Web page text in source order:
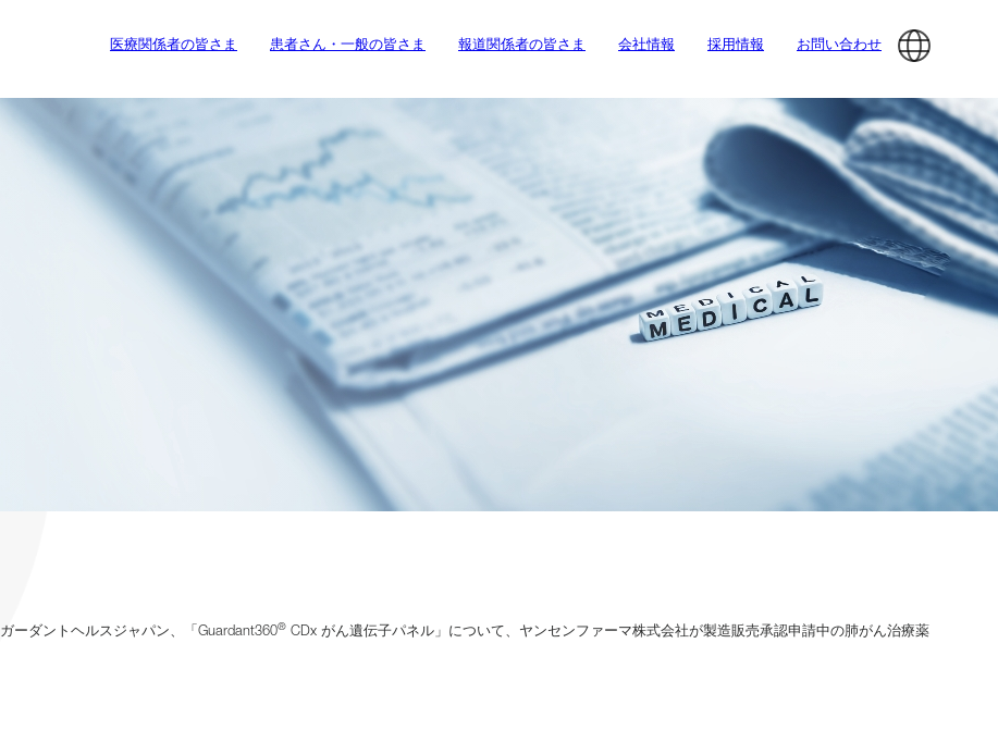
医療関係者の皆さま 患者さん・一般の皆さま 報道関係者の皆さま 会社情報 採用情報 お問い合わせ
ガーダントヘルスジャパン、「Guardant360®CDx がん遺伝子パネル」について、ヤンセンファーマ株式会社が製造販売承認申請中の肺がん治療薬